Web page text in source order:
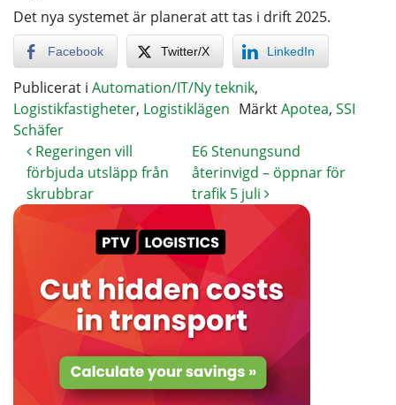
Det nya systemet är planerat att tas i drift 2025.
Facebook Twitter/X LinkedIn
Publicerat i Automation/IT/Ny teknik,
Logistikfastigheter, Logistiklägen MärktApotea, SSI
Schäfer
Regeringen vill
förbjuda utsläpp från
skrubbrar
E6 Stenungsund
återinvigd – öppnar för
trafik 5 juli